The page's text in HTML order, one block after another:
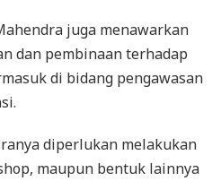
juga menawarkan
dan pembinaan terhadap
di bidang pengawasan
diperlukan melakukan
maupun bentuk lainnya